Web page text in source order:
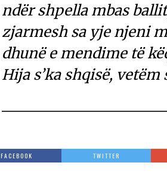
ndër shpella mbas
zjarmesh sa yje njeni
dhunë e mendime të
Hija s’ka shqisë, vetëm
FACEBOOK TWITTER